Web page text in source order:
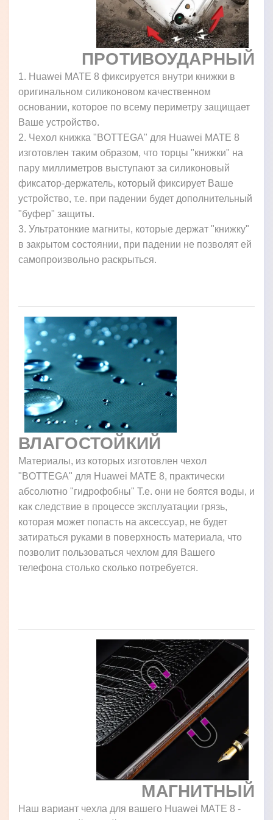
ПРОТИВОУДАРНЫЙ
1. Huawei MATE 8 фиксируется внутри книжки в
оригинальном силиконовом качественном
основании, которое по всему периметру защищает
Ваше устройство.
2. Чехол книжка "BOTTEGA" для Huawei MATE 8
изготовлен таким образом, что торцы "книжки" на
пару миллиметров выступают за силиконовый
фиксатор-держатель, который фиксирует Ваше
устройство, т.е. при падении будет дополнительный
"буфер" защиты.
3. Ультратонкие магниты, которые держат "книжку"
в закрытом состоянии, при падении не позволят ей
самопроизвольно раскрыться.
ВЛАГОСТОЙКИЙ
Материалы, из которых изготовлен чехол
"BOTTEGA" для Huawei MATE 8, практически
абсолютно "гидрофобны" Т.е. они не боятся воды, и
как следствие в процессе эксплуатации грязь,
которая может попасть на аксессуар, не будет
затираться руками в поверхность материала, что
позволит пользоваться чехлом для Вашего
телефона столько сколько потребуется.
МАГНИТНЫЙ
Наш вариант чехла для вашего Huawei MATE 8 -